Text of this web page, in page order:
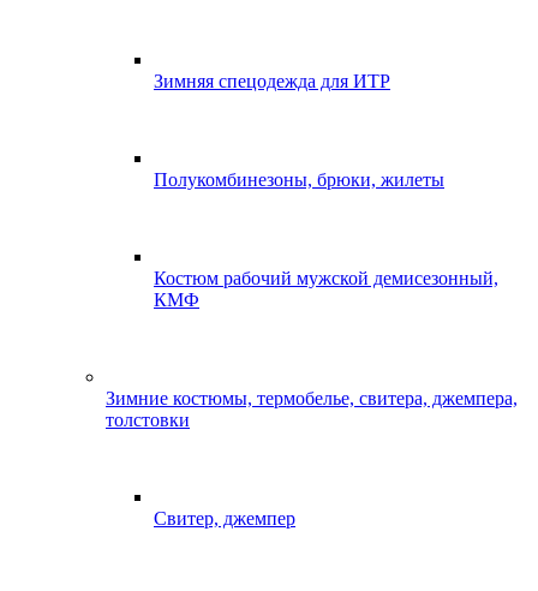
Зимняя спецодежда для ИТР
Полукомбинезоны, брюки, жилеты
Костюм рабочий мужской демисезонный,
КМФ
Зимние костюмы, термобелье, свитера, джемпера,
толстовки
Свитер, джемпер